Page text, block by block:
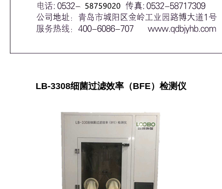
LB-3308细菌过滤效率（BFE）检测仪